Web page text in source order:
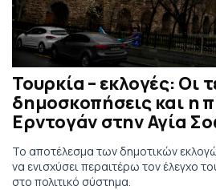
Τουρκία – εκλογές: Οι
δημοσκοπήσεις και η
Ερντογάν στην Αγία
Το αποτέλεσμα των δημοτικών
να ενισχύσει περαιτέρω τον έλεγχο
στο πολιτικό σύστημα.